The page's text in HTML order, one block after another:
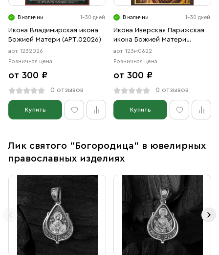
В наличии 1-30 дней
Икона Владимирская икона
Божией Матери (АРТ.02026)
арт. 1232026
Розничная цена
от 300 ₽
0 отзывов
Купить
В наличии 1-30 дней
Икона Иверская Парижская
икона Божией Матери
(АРТ.м0622)
арт. 123м0622
Розничная цена
от 300 ₽
0 отзывов
Купить
Лик святого "Богородица" в ювелирных
православных изделиях